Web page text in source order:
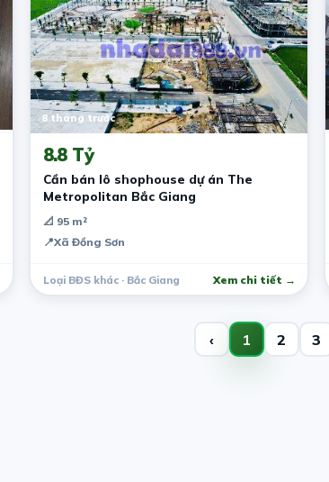
8 tháng trước
8.8 Tỷ
Cần bán lô shophouse dự án The
Metropolitan Bắc Giang
📐 95 m²
📍Xã Đồng Sơn
Loại BĐS khác · Bắc Giang Xem chi tiết →
‹ 1 2 3